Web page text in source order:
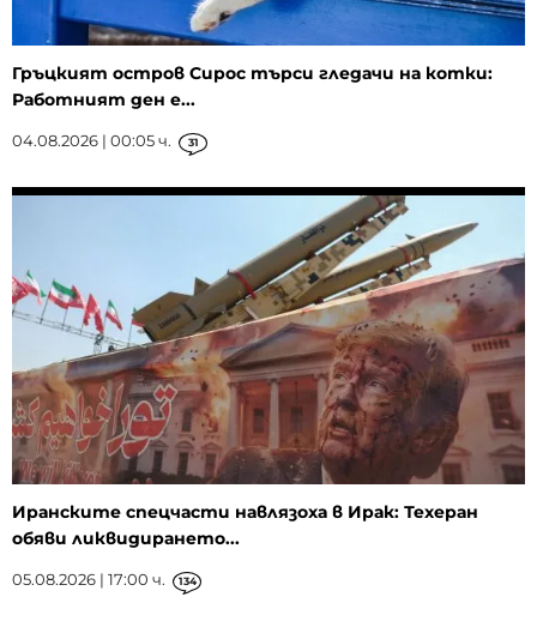
Гръцкият остров Сирос търси гледачи на котки:
Работният ден е...
04.08.2026 | 00:05 ч. 31
Иранските спецчасти навлязоха в Ирак: Техеран
обяви ликвидирането...
05.08.2026 | 17:00 ч. 134